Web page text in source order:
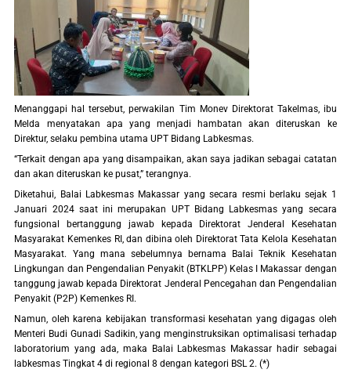
Menanggapi hal tersebut, perwakilan Tim Monev Direktorat Takelmas, ibu
Melda menyatakan apa yang menjadi hambatan akan diteruskan ke
Direktur, selaku pembina utama UPT Bidang Labkesmas.
“Terkait dengan apa yang disampaikan, akan saya jadikan sebagai catatan
dan akan diteruskan ke pusat,” terangnya.
Diketahui, Balai Labkesmas Makassar yang secara resmi berlaku sejak 1
Januari 2024 saat ini merupakan UPT Bidang Labkesmas yang secara
fungsional bertanggung jawab kepada Direktorat Jenderal Kesehatan
Masyarakat Kemenkes RI, dan dibina oleh Direktorat Tata Kelola Kesehatan
Masyarakat. Yang mana sebelumnya bernama Balai Teknik Kesehatan
Lingkungan dan Pengendalian Penyakit (BTKLPP) Kelas I Makassar dengan
tanggung jawab kepada Direktorat Jenderal Pencegahan dan Pengendalian
Penyakit (P2P) Kemenkes RI.
Namun, oleh karena kebijakan transformasi kesehatan yang digagas oleh
Menteri Budi Gunadi Sadikin, yang menginstruksikan optimalisasi terhadap
laboratorium yang ada, maka Balai Labkesmas Makassar hadir sebagai
labkesmas Tingkat 4 di regional 8 dengan kategori BSL 2. (*)